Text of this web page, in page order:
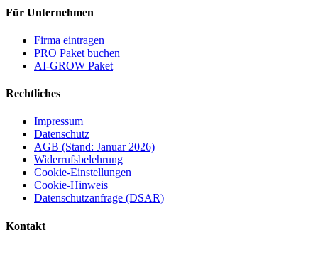
Für Unternehmen
Firma eintragen
PRO Paket buchen
AI-GROW Paket
Rechtliches
Impressum
Datenschutz
AGB (Stand: Januar 2026)
Widerrufsbelehrung
Cookie-Einstellungen
Cookie-Hinweis
Datenschutzanfrage (DSAR)
Kontakt